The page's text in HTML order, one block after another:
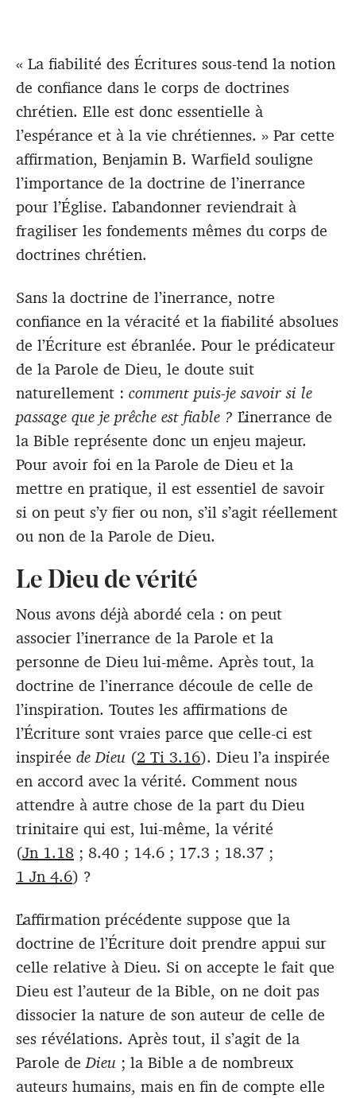
« La fiabilité des Écritures sous-tend la notion
de confiance dans le corps de doctrines
chrétien. Elle est donc essentielle à
l’espérance et à la vie chrétiennes. » Par cette
affirmation, Benjamin B. Warfield souligne
l’importance de la doctrine de l’inerrance
pour l’Église. L’abandonner reviendrait à
fragiliser les fondements mêmes du corps de
doctrines chrétien.
Sans la doctrine de l’inerrance, notre
confiance en la véracité et la fiabilité absolues
de l’Écriture est ébranlée. Pour le prédicateur
de la Parole de Dieu, le doute suit
naturellement : comment puis-je savoir si le
passage que je prêche est fiable ? L’inerrance de
la Bible représente donc un enjeu majeur.
Pour avoir foi en la Parole de Dieu et la
mettre en pratique, il est essentiel de savoir
si on peut s’y fier ou non, s’il s’agit réellement
ou non de la Parole de Dieu.
Le Dieu de vérité
Nous avons déjà abordé cela : on peut
associer l’inerrance de la Parole et la
personne de Dieu lui-même. Après tout, la
doctrine de l’inerrance découle de celle de
l’inspiration. Toutes les affirmations de
l’Écriture sont vraies parce que celle-ci est
inspirée de Dieu (2 Ti 3.16). Dieu l’a inspirée
en accord avec la vérité. Comment nous
attendre à autre chose de la part du Dieu
trinitaire qui est, lui-même, la vérité
(Jn 1.18 ; 8.40 ; 14.6 ; 17.3 ; 18.37 ;
1 Jn 4.6) ?
L’affirmation précédente suppose que la
doctrine de l’Écriture doit prendre appui sur
celle relative à Dieu. Si on accepte le fait que
Dieu est l’auteur de la Bible, on ne doit pas
dissocier la nature de son auteur de celle de
ses révélations. Après tout, il s’agit de la
Parole deDieu ; la Bible a de nombreux
auteurs humains, mais en fin de compte elle